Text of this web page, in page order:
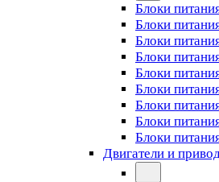
Блоки
Блоки
Блоки
Блоки
Блоки
Блоки
Блоки
Блоки
Блоки
Двигатели и